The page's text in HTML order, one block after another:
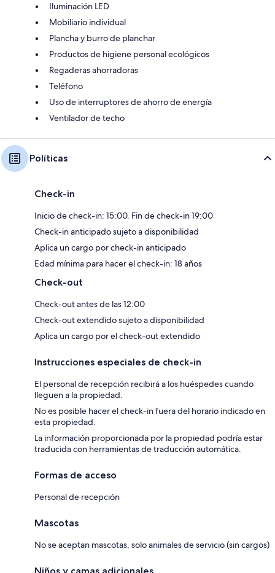
Iluminación LED
Mobiliario individual
Plancha y burro de planchar
Productos de higiene personal ecológicos
Regaderas ahorradoras
Teléfono
Uso de interruptores de ahorro de energía
Ventilador de techo
Políticas
Check-in
Inicio de check-in: 15:00. Fin de check-in 19:00
Check-in anticipado sujeto a disponibilidad
Aplica un cargo por check-in anticipado
Edad mínima para hacer el check-in: 18 años
Check-out
Check-out antes de las 12:00
Check-out extendido sujeto a disponibilidad
Aplica un cargo por el check-out extendido
Instrucciones especiales de check-in
El personal de recepción recibirá a los huéspedes cuando
lleguen a la propiedad.
No es posible hacer el check-in fuera del horario indicado en
esta propiedad.
La información proporcionada por la propiedad podría estar
traducida con herramientas de traducción automática.
Formas de acceso
Personal de recepción
Mascotas
No se aceptan mascotas, solo animales de servicio (sin cargos)